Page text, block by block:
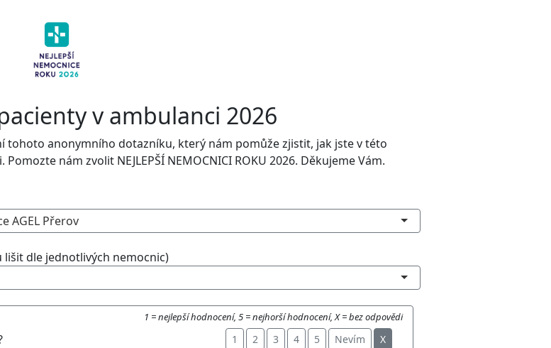
v ambulanci 2026
tohoto anonymního dotazníku, který nám pomůže zjistit, jak jste v této
nám zvolit NEJLEPŠÍ NEMOCNICI ROKU 2026. Děkujeme Vám.
AGEL Přerov
dle jednotlivých nemocnic)
1 = nejlepší hodnocení, 5 = nejhorší hodnocení, X = bez odpovědi
1 2 3 4 5 Nevím X